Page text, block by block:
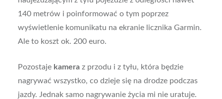
140 metrów i poinformować o tym poprzez
wyświetlenie komunikatu na ekranie licznika Garmin.
Ale to koszt ok. 200 euro.
Pozostaje kameraz przodu i z tyłu, która będzie
nagrywać wszystko, co dzieje się na drodze podczas
jazdy. Jednak samo nagrywanie życia mi nie uratuje.